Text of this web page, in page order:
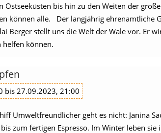
Ostseeküsten bis hin zu den Weiten der
können alle. Der langjährig ehrenamtliche
Berger stellt uns die Welt der Wale vor. Er
helfen können.
bis 27.09.2023, 21:00
Umweltfreundlicher geht es nicht: Janina
zum fertigen Espresso. Im Winter leben